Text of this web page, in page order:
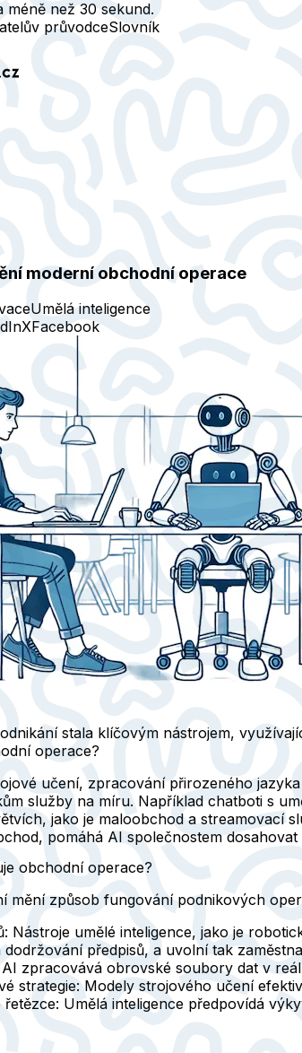
než 30 sekund.
průvodceSlovník
moderní obchodní operace
Umělá inteligence
XFacebook
stala klíčovým nástrojem,
operace?
učení, zpracování přirozeného
služby na míru. Například chatboti s
jako je maloobchod a streamovací
pomáhá AI společnostem
obchodní operace?
mění způsob fungování podnikových
Nástroje umělé inteligence, jako je
předpisů, a uvolní tak
AI zpracovává obrovské soubory dat v
strategie: Modely strojového učení
řetězce: Umělá inteligence předpovídá